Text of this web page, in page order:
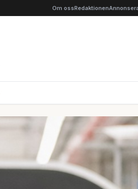
Om ossRedaktionen